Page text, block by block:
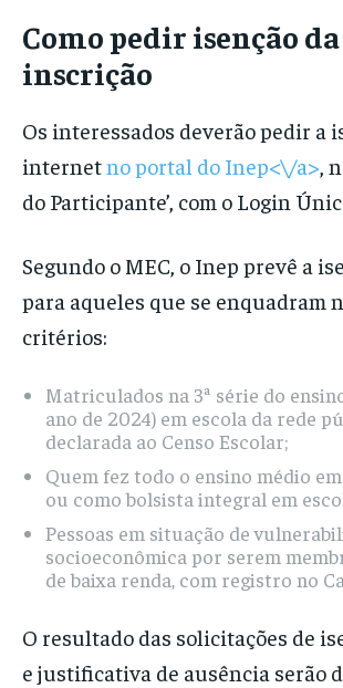
Como pedir isenção
inscrição
Os interessados deverão pedir a
internetno portal do Inep<\/a>,
do Participante’, com o Login
Segundo o MEC, o Inep prevê a
para aqueles que se enquadram
critérios:
Matriculados na 3ª série do
ano de 2024) em escola da rede
declarada ao Censo Escolar;
Quem fez todo o ensino médio
ou como bolsista integral em
Pessoas em situação de
socioeconômica por serem
de baixa renda, com registro no
O resultado das solicitações de
e justificativa de ausência serão